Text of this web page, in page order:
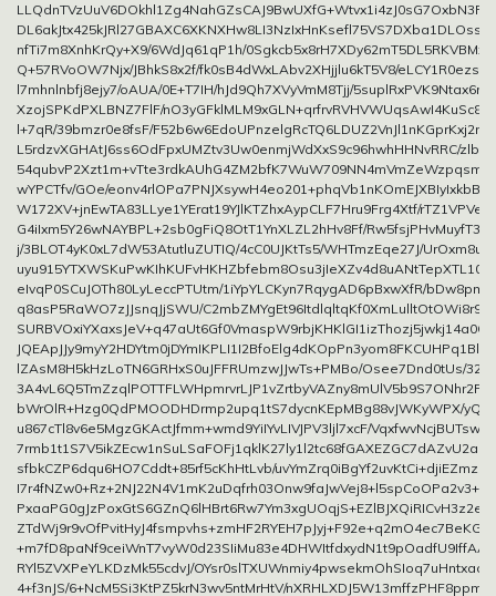
nfTi7m8XnhKrQy+X9/6WdJq61qP1h/
Q+57RVoOW7Njx/JBhkS8x2f/fk0sB4dWxLAbv2XHjjlu6kT5V8/
l7mhnlnbfj8ejy7/oAUA/0E+T7IH/hJd9Qh7XVyVmM8Tjj/
XzojSPKdPXLBNZ7FlF/
l+7qR/39bmzr0e8fsF/
L5rdzvXGHAtJ6ss6OdFpxUMZtv3Uw0enmjWdXxS9c96hwhHHNvRRC/
wYPCTfv/GOe/
W172XV+jnEwTA83LLye1YErat19YJlKTZhxAypCLF7Hru9Frg4Xtf/
G4iIxm5Y26wNAYBPL+2sb0gFiQ8OtT1YnXLZL2hHv8Ff/Rw5fsjPHvMuyfT3/
j/3BLOT4yK0xL7dW53AtutluZUTIQ/4cC0UJKtTs5/WHTmzEqe27J/
eIvqP0SCuJOTh80LyLeccPTUtm/1iYpYLCKyn7RqygAD6pBxwXfR/
q8asP5RaWO7zJJsnqJjSWU/
lZAsM8H5kHzLoTN6GRHxS0uJFFRUmzwJJwTs+PMBo/Osee7Dnd0tUs/
bWrOlR+Hzg0QdPMOODHDrmp2upq1tS7dycnKEpMBg88vJWKyWPX/
u867cTl8v6e5MgzGKActJfmm+wmd9YiIYvLIVJPV3ljl7xcF/
sfbkCZP6dqu6HO7Cddt+85rf5cKhHtLvb/
RYl5ZVXPeYLKDzMk55cdvJ/
4+f3nJS/6+NcM5Si3KtPZ5krN3wv5ntMrHtV/